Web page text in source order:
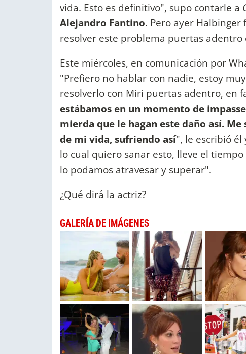
vida. Esto es definitivo", supo contarle a
Alejandro Fantino. Pero ayer
resolver este problema puertas
Este miércoles, en comunicación por
"Prefiero no hablar con nadie, estoy
resolverlo con Miri puertas adentro, en
estábamos en un momento de
mierda que le hagan este daño así.
de mi vida, sufriendo así", le escribió
lo cual quiero sanar esto, lleve el
lo podamos atravesar y superar".
¿Qué dirá la actriz?
GALERÍA DE IMÁGENES